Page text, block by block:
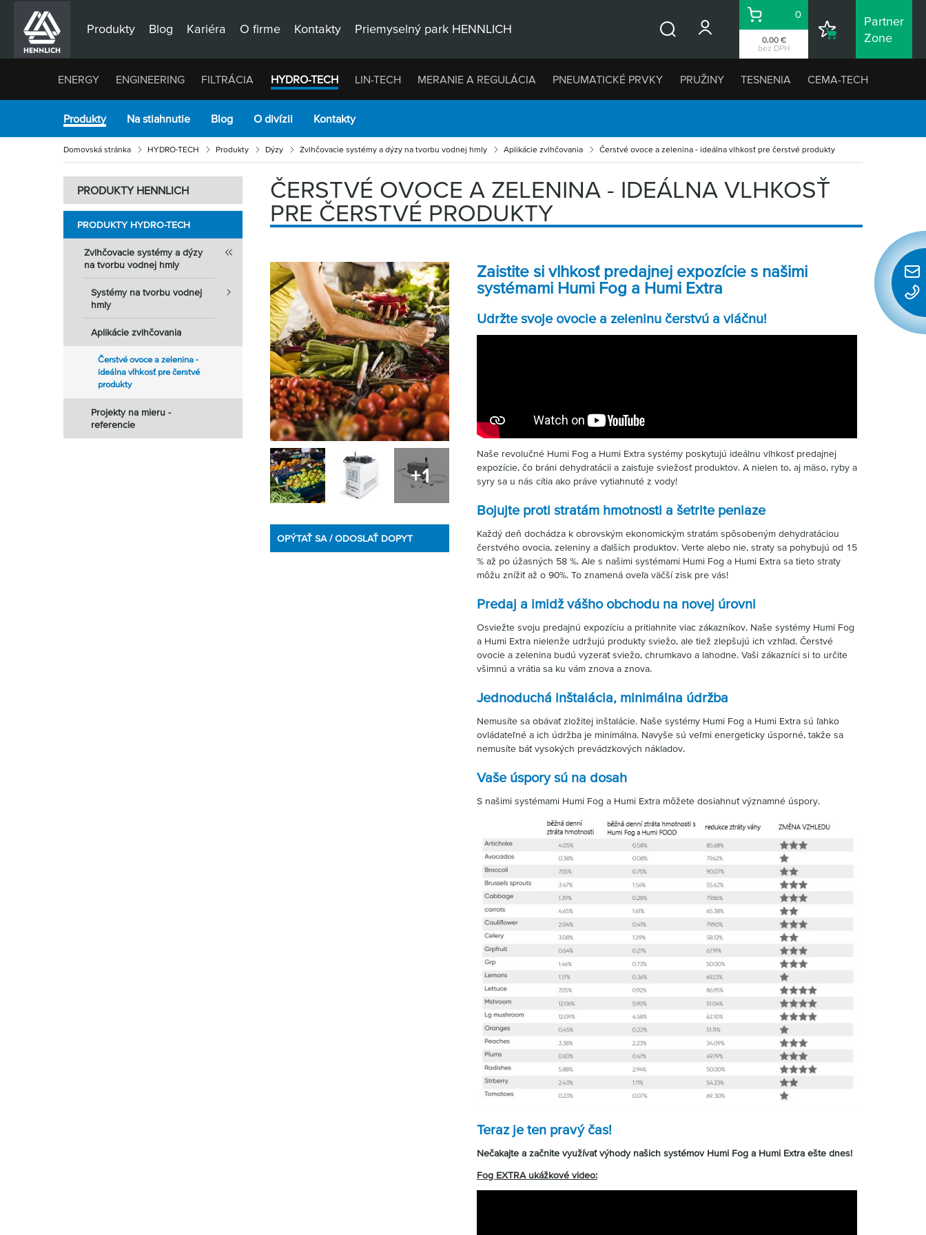
Produkty Blog Kariéra O firme Kontakty Priemyselný park HENNLICH
0,00 €
bez DPH
Košík
0
Nákupný
Partner
Zone
ENERGY ENGINEERING FILTRÁCIA HYDRO-TECH LIN-TECH MERANIE A REGULÁCIA PNEUMATICKÉ PRVKY PRUŽINY TESNENIA CEMA-TECH
Produkty Na stiahnutie Blog O divízii Kontakty
Domovská stránka HYDRO-TECH Produkty Dýzy Zvlhčovacie systémy a dýzy na tvorbu vodnej hmly Aplikácie zvlhčovania Čerstvé ovoce a zelenina - ideálna vlhkosť pre čerstvé produkty
PRODUKTY HENNLICH
PRODUKTY HYDRO-TECH
Zvlhčovacie systémy a dýzy
na tvorbu vodnej hmly
Systémy na tvorbu vodnej
hmly
Aplikácie zvlhčovania
Čerstvé ovoce a zelenina -
ideálna vlhkosť pre čerstvé
produkty
Projekty na mieru -
referencie
ČERSTVÉ OVOCE A ZELENINA - IDEÁLNA VLHKOSŤ
PRE ČERSTVÉ PRODUKTY
+1
OPÝTAŤ SA / ODOSLAŤ DOPYT
Zaistite si vlhkosť predajnej expozície s našimi
systémami Humi Fog a Humi Extra
Udržte svoje ovocie a zeleninu čerstvú a vláčnu!
Naše revolučné Humi Fog a Humi Extra systémy poskytujú ideálnu vlhkosť predajnej
expozície, čo bráni dehydratácii a zaisťuje sviežosť produktov. A nielen to, aj mäso, ryby a
syry sa u nás cítia ako práve vytiahnuté z vody!
Bojujte proti stratám hmotnosti a šetrite peniaze
Každý deň dochádza k obrovským ekonomickým stratám spôsobeným dehydratáciou
čerstvého ovocia, zeleniny a ďalších produktov. Verte alebo nie, straty sa pohybujú od 15
% až po úžasných 58 %. Ale s našimi systémami Humi Fog a Humi Extra sa tieto straty
môžu znížiť až o 90%. To znamená oveľa väčší zisk pre vás!
Predaj a imidž vášho obchodu na novej úrovni
Osviežte svoju predajnú expozíciu a pritiahnite viac zákazníkov. Naše systémy Humi Fog
a Humi Extra nielenže udržujú produkty sviežo, ale tiež zlepšujú ich vzhľad. Čerstvé
ovocie a zelenina budú vyzerať sviežo, chrumkavo a lahodne. Vaši zákazníci si to určite
všimnú a vrátia sa ku vám znova a znova.
Jednoduchá inštalácia, minimálna údržba
Nemusíte sa obávať zložitej inštalácie. Naše systémy Humi Fog a Humi Extra sú ľahko
ovládateľné a ich údržba je minimálna. Navyše sú veľmi energeticky úsporné, takže sa
nemusíte báť vysokých prevádzkových nákladov.
Vaše úspory sú na dosah
S našimi systémami Humi Fog a Humi Extra môžete dosiahnuť významné úspory.
Teraz je ten pravý čas!
Nečakajte a začnite využívať výhody našich systémov Humi Fog a Humi Extra ešte dnes!
Fog EXTRA ukážkové video: